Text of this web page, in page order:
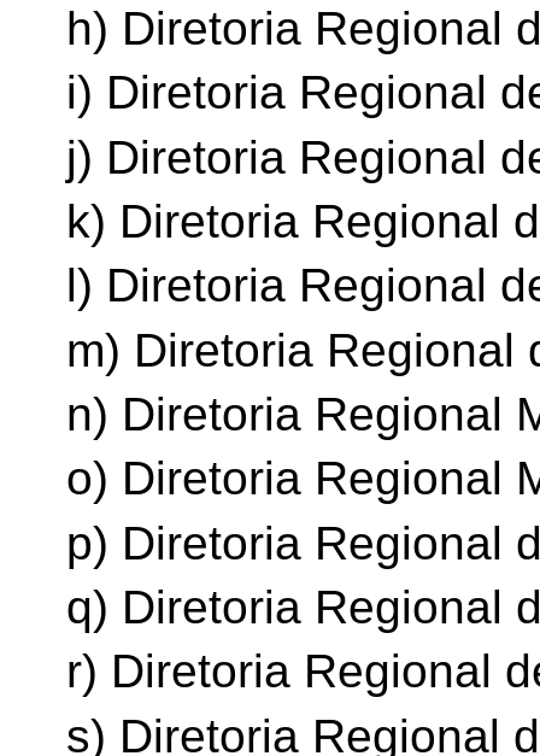
h) Diretoria Regional
i) Diretoria Regional
j) Diretoria Regional
k) Diretoria Regional
l) Diretoria Regional
m) Diretoria Regional
n) Diretoria Regional
o) Diretoria Regional
p) Diretoria Regional
q) Diretoria Regional
r) Diretoria Regional
s) Diretoria Regional